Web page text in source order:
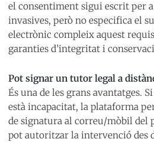
el consentiment sigui escrit per
invasives, però no especifica el
electrònic compleix aquest
garanties d’integritat i
Pot signar un tutor legal a
És una de les grans avantatges.
està incapacitat, la plataforma
de signatura al correu/mòbil del
pot autoritzar la intervenció des